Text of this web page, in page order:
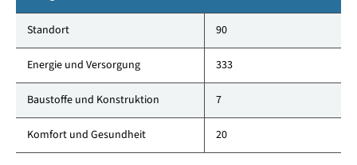
Standort 90
Energie und Versorgung 333
Baustoffe und Konstruktion 7
Komfort und Gesundheit 20